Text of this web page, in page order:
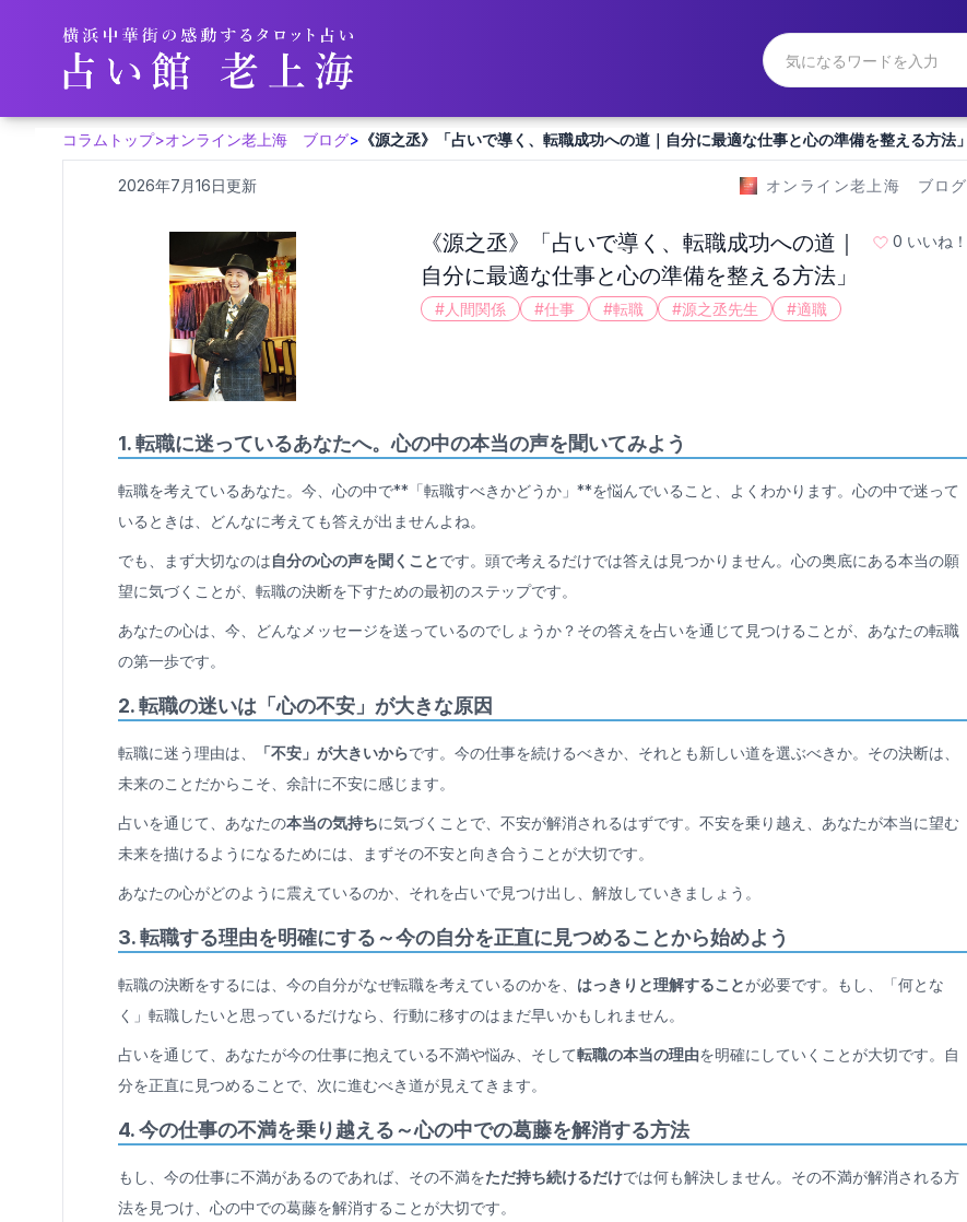
コラムトップ>オンライン老上海 ブログ> 《源之丞》「占いで導く、転職成功への道｜自分に最適な仕事と心の準備を整える方法」
2026年7月16日更新 オンライン老上海 ブログ
0 いいね！
《源之丞》「占いで導く、転職成功への道｜
自分に最適な仕事と心の準備を整える方法」
#人間関係 #仕事 #転職 #源之丞先生 #適職
1.転職に迷っているあなたへ。心の中の本当の声を聞いてみよう
転職を考えているあなた。今、心の中で**「転職すべきかどうか」**を悩んでいること、よくわかります。心の中で迷って
いるときは、どんなに考えても答えが出ませんよね。
でも、まず大切なのは自分の心の声を聞くことです。頭で考えるだけでは答えは見つかりません。心の奥底にある本当の願
望に気づくことが、転職の決断を下すための最初のステップです。
あなたの心は、今、どんなメッセージを送っているのでしょうか？その答えを占いを通じて見つけることが、あなたの転職
の第一歩です。
2.転職の迷いは「心の不安」が大きな原因
転職に迷う理由は、 「不安」が大きいからです。今の仕事を続けるべきか、それとも新しい道を選ぶべきか。その決断は、
未来のことだからこそ、余計に不安に感じます。
占いを通じて、あなたの本当の気持ちに気づくことで、不安が解消されるはずです。不安を乗り越え、あなたが本当に望む
未来を描けるようになるためには、まずその不安と向き合うことが大切です。
あなたの心がどのように震えているのか、それを占いで見つけ出し、解放していきましょう。
3.転職する理由を明確にする～今の自分を正直に見つめることから始めよう
転職の決断をするには、今の自分がなぜ転職を考えているのかを、 はっきりと理解することが必要です。もし、「何とな
く」転職したいと思っているだけなら、行動に移すのはまだ早いかもしれません。
占いを通じて、あなたが今の仕事に抱えている不満や悩み、そして転職の本当の理由を明確にしていくことが大切です。自
分を正直に見つめることで、次に進むべき道が見えてきます。
4.今の仕事の不満を乗り越える～心の中での葛藤を解消する方法
もし、今の仕事に不満があるのであれば、その不満をただ持ち続けるだけでは何も解決しません。その不満が解消される方
法を見つけ、心の中での葛藤を解消することが大切です。